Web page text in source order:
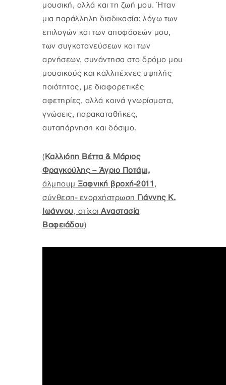
μουσική, αλλά και τη ζωή μου. Ήταν
μια παράλληλη διαδικασία: λόγω των
επιλογών και των αποφάσεών μου,
των συγκατανεύσεων και των
αρνήσεων, συνάντησα στο δρόμο μου
μουσικούς και καλλιτέχνες υψηλής
ποιότητας, με διαφορετικές
αφετηρίες, αλλά κοινά γνωρίσματα,
γνώσεις, παρακαταθήκες,
αυταπάρνηση και δόσιμο.
( Καλλιόπη Βέττα & Μάριος
Φραγκούλης –Άγριο Ποτάμι,
άλμπουμ Ξαφνική βροχή-2011 ,
σύνθεση- ενορχήστρωση Γιάννης Κ.
Ιωάννου, στίχοι Αναστασία
Βαφειάδου)